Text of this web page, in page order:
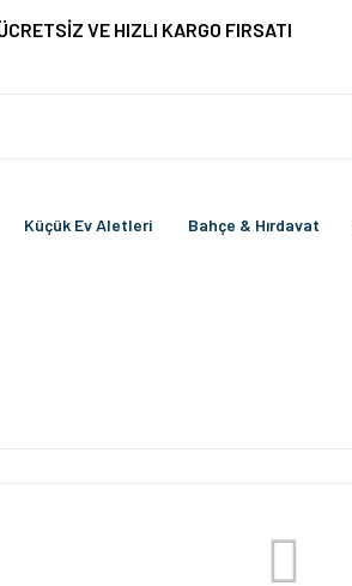
VE HIZLI KARGO FIRSATI
Küçük Ev Aletleri Bahçe & Hırdavat